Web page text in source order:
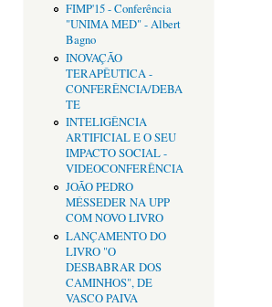
FIMP'15 - Conferência
"UNIMA MED" - Albert
Bagno
INOVAÇÃO
TERAPÊUTICA -
CONFERÊNCIA/DEBA
TE
INTELIGÊNCIA
ARTIFICIAL E O SEU
IMPACTO SOCIAL -
VIDEOCONFERÊNCIA
JOÃO PEDRO
MÉSSEDER NA UPP
COM NOVO LIVRO
LANÇAMENTO DO
LIVRO "O
DESBABRAR DOS
CAMINHOS", DE
VASCO PAIVA